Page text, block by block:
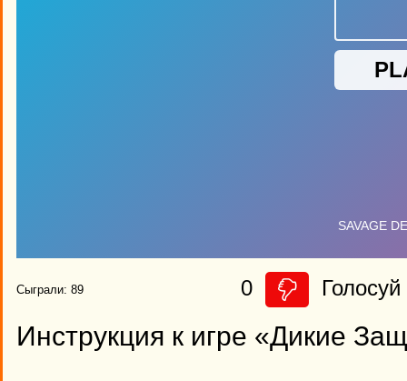
Сыграли: 89 0 Голосуй
Инструкция к игре «Дикие